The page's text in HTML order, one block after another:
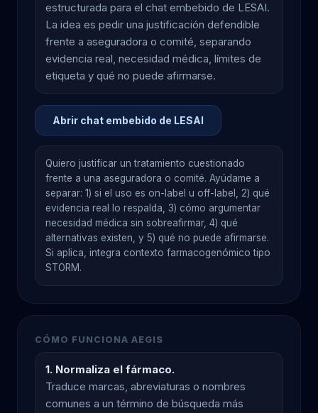
estructurada para el chat embebido de LESAI.
La idea es pedir una justificación defendible
frente a aseguradora o comité, separando
evidencia real, necesidad médica, límites de
etiqueta y qué no puede afirmarse.
Abrir chat embebido de LESAI
Quiero justificar un tratamiento cuestionado
frente a una aseguradora o comité. Ayúdame a
separar: 1) si el uso es on-label u off-label, 2) qué
evidencia real lo respalda, 3) cómo argumentar
necesidad médica sin sobreafirmar, 4) qué
alternativas existen, y 5) qué no puede afirmarse.
Si aplica, integra contexto farmacogenómico tipo
STORM.
CÓMO FUNCIONA AEGIS
1. Normaliza el fármaco.
Traduce marcas, abreviaturas o nombres
comunes a un término de búsqueda más